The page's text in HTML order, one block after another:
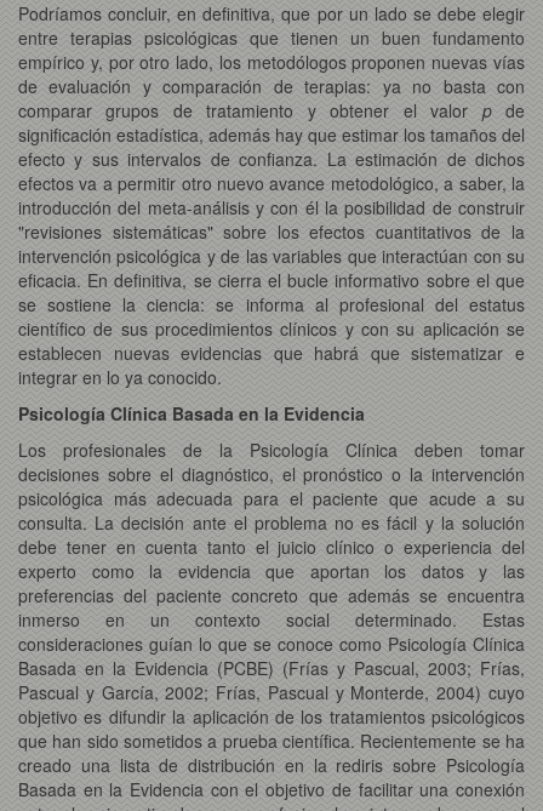
Podríamos concluir, en definitiva, que por un lado se debe elegir
entre terapias psicológicas que tienen un buen fundamento
empírico y, por otro lado, los metodólogos proponen nuevas vías
de evaluación y comparación de terapias: ya no basta con
comparar grupos de tratamiento y obtener el valor pde
significación estadística, además hay que estimar los tamaños del
efecto y sus intervalos de confianza. La estimación de dichos
efectos va a permitir otro nuevo avance metodológico, a saber, la
introducción del meta-análisis y con él la posibilidad de construir
"revisiones sistemáticas" sobre los efectos cuantitativos de la
intervención psicológica y de las variables que interactúan con su
eficacia. En definitiva, se cierra el bucle informativo sobre el que
se sostiene la ciencia: se informa al profesional del estatus
científico de sus procedimientos clínicos y con su aplicación se
establecen nuevas evidencias que habrá que sistematizar e
integrar en lo ya conocido.
Psicología Clínica Basada en la Evidencia
Los profesionales de la Psicología Clínica deben tomar
decisiones sobre el diagnóstico, el pronóstico o la intervención
psicológica más adecuada para el paciente que acude a su
consulta. La decisión ante el problema no es fácil y la solución
debe tener en cuenta tanto el juicio clínico o experiencia del
experto como la evidencia que aportan los datos y las
preferencias del paciente concreto que además se encuentra
inmerso en un contexto social determinado. Estas
consideraciones guían lo que se conoce como Psicología Clínica
Basada en la Evidencia (PCBE) (Frías y Pascual, 2003; Frías,
Pascual y García, 2002; Frías, Pascual y Monterde, 2004) cuyo
objetivo es difundir la aplicación de los tratamientos psicológicos
que han sido sometidos a prueba científica. Recientemente se ha
creado una lista de distribución en la rediris sobre Psicología
Basada en la Evidencia con el objetivo de facilitar una conexión